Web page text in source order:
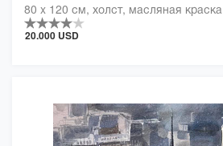
80 x 120 см, холст, масляная краска
20.000 USD